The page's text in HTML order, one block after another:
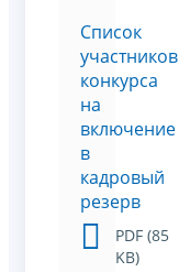
Список
участников
конкурса
на
включение
в
кадровый
резерв
PDF (85
KB)